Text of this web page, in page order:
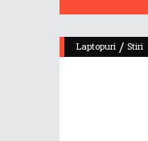
Laptopuri / Stiri